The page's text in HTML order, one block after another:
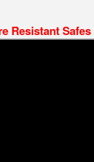
Resistant Safes